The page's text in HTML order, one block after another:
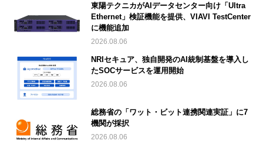
東陽テクニカがAIデータセンター向け「Ultra
Ethernet」検証機能を提供、VIAVI TestCenter
に機能追加
2026.08.06
NRIセキュア、独自開発のAI統制基盤を導入し
たSOCサービスを運用開始
2026.08.06
総務省の「ワット・ビット連携関連実証」に7
機関が採択
2026.08.06